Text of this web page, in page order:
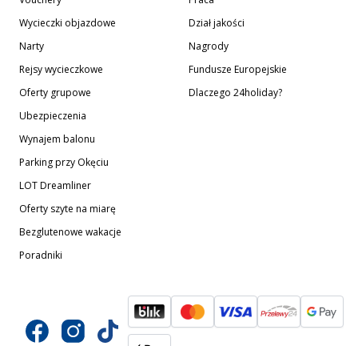
Wycieczki objazdowe
Narty
Rejsy wycieczkowe
Oferty grupowe
Ubezpieczenia
Wynajem balonu
Parking przy Okęciu
LOT Dreamliner
Oferty szyte na miarę
Bezglutenowe wakacje
Poradniki
Dział jakości
Nagrody
Fundusze Europejskie
Dlaczego 24holiday?